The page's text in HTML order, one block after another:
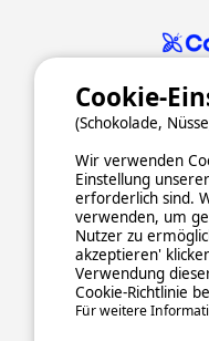
ALLGEMEINE
Sichere und
Cookie-
(Schokolade,
Wir verwenden
Einstellung
erforderlich sind.
verwenden, um
Nutzer zu
akzeptieren'
Verwendung
Cookie-Richtlinie
Für weitere